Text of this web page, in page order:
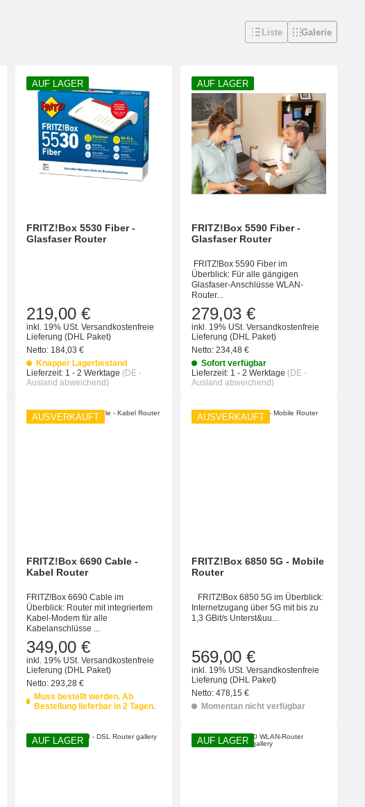
Liste Galerie
AUF LAGER
FRITZ!Box 5530 Fiber -
Glasfaser Router
219,00 €
inkl. 19% USt. Versandkostenfreie
Lieferung (DHL Paket)
Netto: 184,03 €
Knapper Lagerbestand
Lieferzeit: 1 - 2 Werktage (DE -
Ausland abweichend)
AUF LAGER
FRITZ!Box 5590 Fiber -
Glasfaser Router
FRITZ!Box 5590 Fiber im
Überblick: Für alle gängigen
Glasfaser-Anschlüsse WLAN-
Router...
279,03 €
inkl. 19% USt. Versandkostenfreie
Lieferung (DHL Paket)
Netto: 234,48 €
Sofort verfügbar
Lieferzeit: 1 - 2 Werktage (DE -
Ausland abweichend)
AUSVERKAUFT
FRITZ!Box 6690 Cable -
Kabel Router
FRITZ!Box 6690 Cable im
Überblick: Router mit integriertem
Kabel-Modem für alle
Kabelanschlüsse ...
349,00 €
inkl. 19% USt. Versandkostenfreie
Lieferung (DHL Paket)
Netto: 293,28 €
Muss bestellt werden. Ab
Bestellung lieferbar in 2 Tagen.
AUSVERKAUFT
FRITZ!Box 6850 5G - Mobile
Router
FRITZ!Box 6850 5G im Überblick:
Internetzugang über 5G mit bis zu
1,3 GBit/s Unterst&uu...
569,00 €
inkl. 19% USt. Versandkostenfreie
Lieferung (DHL Paket)
Netto: 478,15 €
Momentan nicht verfügbar
AUF LAGER AUF LAGER